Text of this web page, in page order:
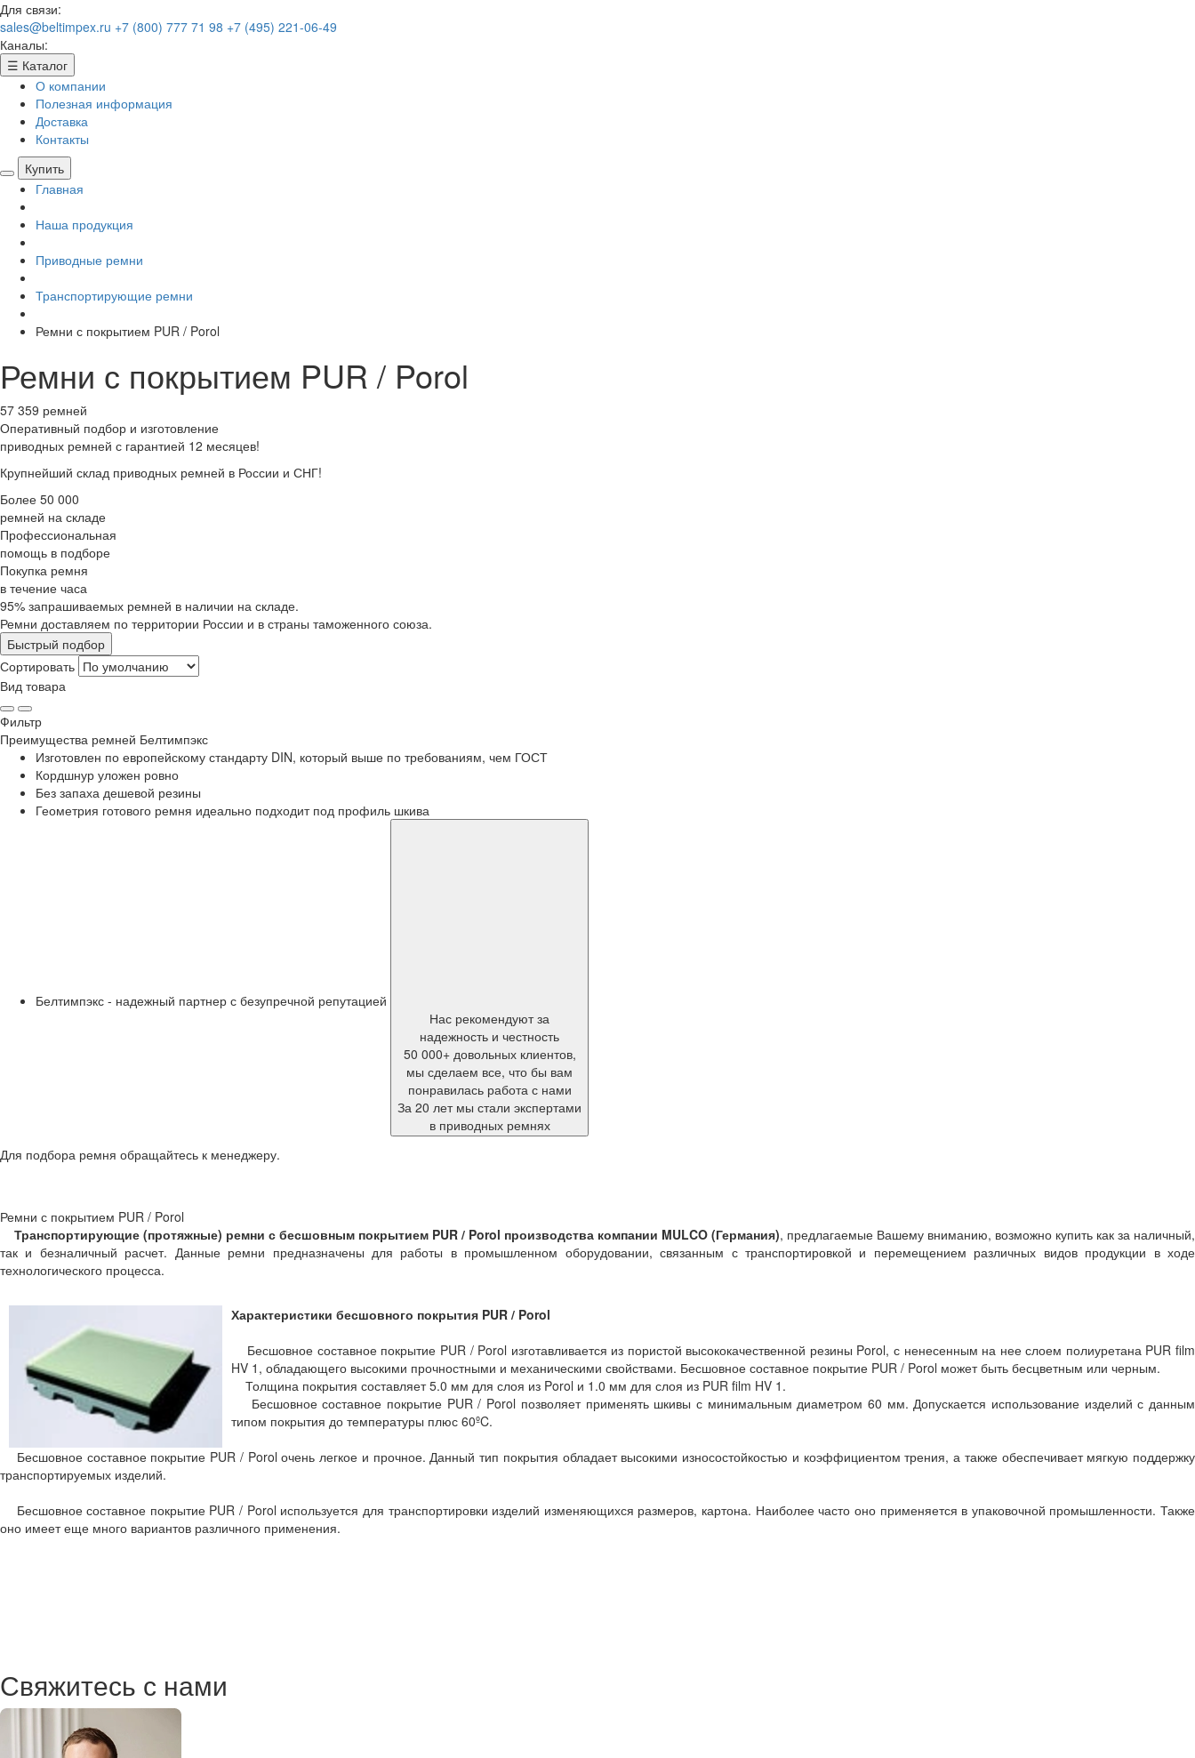
Для связи:
sales@beltimpex.ru +7 (800) 777 71 98 +7 (495) 221-06-49
Каналы:
☰ Каталог
О компании
Полезная информация
Доставка
Контакты
Купить
Главная
Наша продукция
Приводные ремни
Транспортирующие ремни
Ремни с покрытием PUR / Porol
Ремни с покрытием PUR / Porol
57 359 ремней
Оперативный подбор и изготовление
приводных ремней с гарантией 12 месяцев!
Крупнейший склад приводных ремней в России и СНГ!
Более 50 000
ремней на складе
Профессиональная
помощь в подборе
Покупка ремня
в течение часа
95% запрашиваемых ремней в наличии на складе.
Ремни доставляем по территории России и в страны таможенного союза.
Быстрый подбор
Сортировать
Вид товара
Фильтр
Преимущества ремней Белтимпэкс
Изготовлен по европейскому стандарту DIN, который выше по требованиям, чем ГОСТ
Кордшнур уложен ровно
Без запаха дешевой резины
Геометрия готового ремня идеально подходит под профиль шкива
Белтимпэкс - надежный партнер с безупречной репутацией
Нас рекомендуют за
надежность и честность
50 000+ довольных клиентов,
мы сделаем все, что бы вам
понравилась работа с нами
За 20 лет мы стали экспертами
в приводных ремнях
Для подбора ремня обращайтесь к менеджеру.
Ремни с покрытием PUR / Porol
Транспортирующие (протяжные) ремни с бесшовным покрытием PUR / Porol производства компании MULCO (Германия), предлагаемые Вашему вниманию, возможно купить как за наличный,
так и безналичный расчет. Данные ремни предназначены для работы в промышленном оборудовании, связанным с транспортировкой и перемещением различных видов продукции в ходе
технологического процесса.
Характеристики бесшовного покрытия PUR / Porol
Бесшовное составное покрытие PUR / Porol изготавливается из пористой высококачественной резины Porol, с ненесенным на нее слоем полиуретана PUR film
HV 1, обладающего высокими прочностными и механическими свойствами. Бесшовное составное покрытие PUR / Porol может быть бесцветным или черным.
Толщина покрытия составляет 5.0 мм для слоя из Porol и 1.0 мм для слоя из PUR film HV 1.
Бесшовное составное покрытие PUR / Porol позволяет применять шкивы с минимальным диаметром 60 мм. Допускается использование изделий с данным
типом покрытия до температуры плюс 60ºC.
Бесшовное составное покрытие PUR / Porol очень легкое и прочное. Данный тип покрытия обладает высокими износостойкостью и коэффициентом трения, а также обеспечивает мягкую поддержку
транспортируемых изделий.
Бесшовное составное покрытие PUR / Porol используется для транспортировки изделий изменяющихся размеров, картона. Наиболее часто оно применяется в упаковочной промышленности. Также
оно имеет еще много вариантов различного применения.
Свяжитесь с нами